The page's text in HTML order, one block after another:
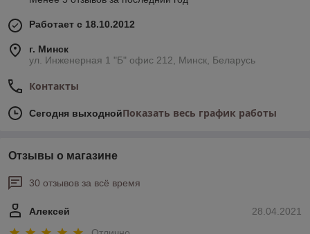
Работает с 18.10.2012
г. Минск
ул. Инженерная 1 "Б" офис 212, Минск, Беларусь
Контакты
Сегодня выходнойПоказать весь график работы
Отзывы о магазине
30 отзывов за всё время
28.04.2021
Алексей